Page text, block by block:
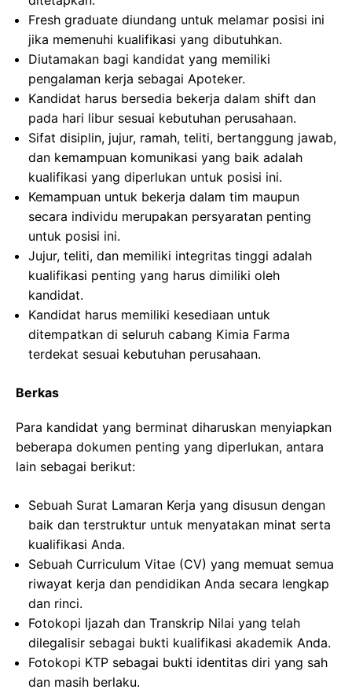
Fresh graduate diundang untuk melamar posisi ini
jika memenuhi kualifikasi yang dibutuhkan.
Diutamakan bagi kandidat yang memiliki
pengalaman kerja sebagai Apoteker.
Kandidat harus bersedia bekerja dalam shift dan
pada hari libur sesuai kebutuhan perusahaan.
Sifat disiplin, jujur, ramah, teliti, bertanggung jawab,
dan kemampuan komunikasi yang baik adalah
kualifikasi yang diperlukan untuk posisi ini.
Kemampuan untuk bekerja dalam tim maupun
secara individu merupakan persyaratan penting
untuk posisi ini.
Jujur, teliti, dan memiliki integritas tinggi adalah
kualifikasi penting yang harus dimiliki oleh
kandidat.
Kandidat harus memiliki kesediaan untuk
ditempatkan di seluruh cabang Kimia Farma
terdekat sesuai kebutuhan perusahaan.
Berkas
Para kandidat yang berminat diharuskan menyiapkan
beberapa dokumen penting yang diperlukan, antara
lain sebagai berikut:
Sebuah Surat Lamaran Kerja yang disusun dengan
baik dan terstruktur untuk menyatakan minat serta
kualifikasi Anda.
Sebuah Curriculum Vitae (CV) yang memuat semua
riwayat kerja dan pendidikan Anda secara lengkap
dan rinci.
Fotokopi Ijazah dan Transkrip Nilai yang telah
dilegalisir sebagai bukti kualifikasi akademik Anda.
Fotokopi KTP sebagai bukti identitas diri yang sah
dan masih berlaku.